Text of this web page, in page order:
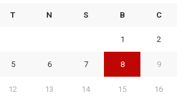
T N S B C
1 2
5 6 7 8 9
12 13 14 15 16